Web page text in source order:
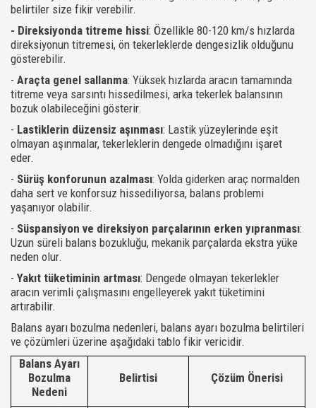
belirtiler size fikir verebilir.
- Direksiyonda titreme hissi: Özellikle 80-120 km/s hızlarda
direksiyonun titremesi, ön tekerleklerde dengesizlik olduğunu
gösterebilir.
- Araçta genel sallanma: Yüksek hızlarda aracın tamamında
titreme veya sarsıntı hissedilmesi, arka tekerlek balansının
bozuk olabileceğini gösterir.
- Lastiklerin düzensiz aşınması: Lastik yüzeylerinde eşit
olmayan aşınmalar, tekerleklerin dengede olmadığını işaret
eder.
- Sürüş konforunun azalması: Yolda giderken araç normalden
daha sert ve konforsuz hissediliyorsa, balans problemi
yaşanıyor olabilir.
- Süspansiyon ve direksiyon parçalarının erken yıpranması:
Uzun süreli balans bozukluğu, mekanik parçalarda ekstra yüke
neden olur.
- Yakıt tüketiminin artması: Dengede olmayan tekerlekler
aracın verimli çalışmasını engelleyerek yakıt tüketimini
artırabilir.
Balans ayarı bozulma nedenleri, balans ayarı bozulma belirtileri
ve çözümleri üzerine aşağıdaki tablo fikir vericidir.
Balans Ayarı
Bozulma
Nedeni
Belirtisi Çözüm Önerisi